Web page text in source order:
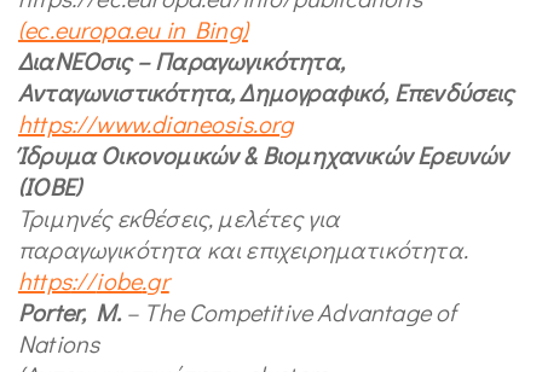
(ec.europa.eu in Bing)
ΔιαΝΕΟσις–Παραγωγικότητα,
Ανταγωνιστικότητα,Δημογραφικό,Επενδύσεις
https://www.dianeosis.org
Ίδρυμα Οικονομικών&ΒιομηχανικώνΕρευνών
(ΙΟΒΕ)
Τριμηνές εκθέσεις,μελέτες για
παραγωγικότητα καιεπιχειρηματικότητα.
https://iobe.gr
Porter, M.– The CompetitiveAdvantageof
Nations